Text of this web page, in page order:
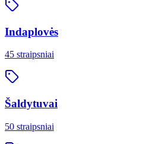
Indaplovės
45 straipsniai
Šaldytuvai
50 straipsniai